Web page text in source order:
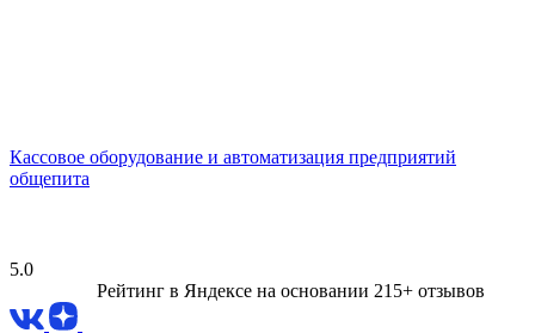
Кассовое оборудование и автоматизация предприятий
общепита
5.0
Рейтинг в Яндексе на основании 215+ отзывов